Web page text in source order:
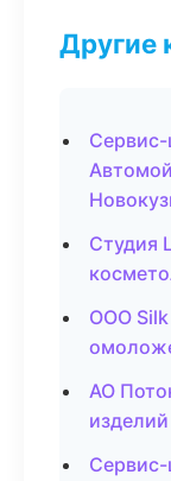
Другие
Сервис-
Студия
ООО Silk
АО
Сервис-